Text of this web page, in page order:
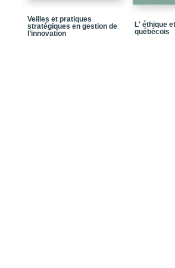
Chapitre 12 - La
Introduction
Veilles et pratiques
stratégiques en gestion de
l’innovation
L' éthique
québécois